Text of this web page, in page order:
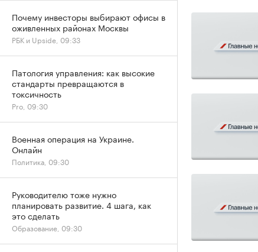
Почему инвесторы выбирают офисы в
оживленных районах Москвы
РБК и Upside, 09:33
Патология управления: как высокие
стандарты превращаются в
токсичность
Pro, 09:30
Военная операция на Украине.
Онлайн
Политика, 09:30
Руководителю тоже нужно
планировать развитие. 4 шага, как
это сделать
Образование, 09:30